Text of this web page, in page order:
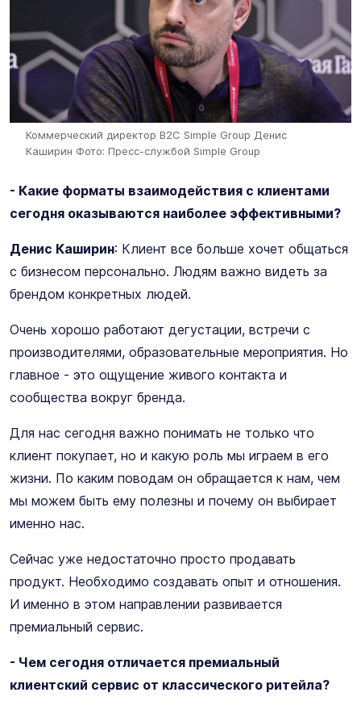
Коммерческий директор B2C Simple Group Денис
Каширин Фото: Пресс-службой Simple Group
- Какие форматы взаимодействия с клиентами
сегодня оказываются наиболее эффективными?
Денис Каширин: Клиент все больше хочет общаться
с бизнесом персонально. Людям важно видеть за
брендом конкретных людей.
Очень хорошо работают дегустации, встречи с
производителями, образовательные мероприятия. Но
главное - это ощущение живого контакта и
сообщества вокруг бренда.
Для нас сегодня важно понимать не только что
клиент покупает, но и какую роль мы играем в его
жизни. По каким поводам он обращается к нам, чем
мы можем быть ему полезны и почему он выбирает
именно нас.
Сейчас уже недостаточно просто продавать
продукт. Необходимо создавать опыт и отношения.
И именно в этом направлении развивается
премиальный сервис.
- Чем сегодня отличается премиальный
клиентский сервис от классического ритейла?